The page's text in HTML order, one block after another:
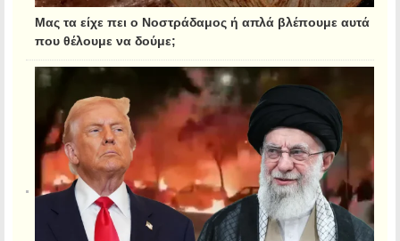
Μας τα είχε πει ο Νοστράδαμος ή απλά βλέπουμε αυτά
που θέλουμε να δούμε;